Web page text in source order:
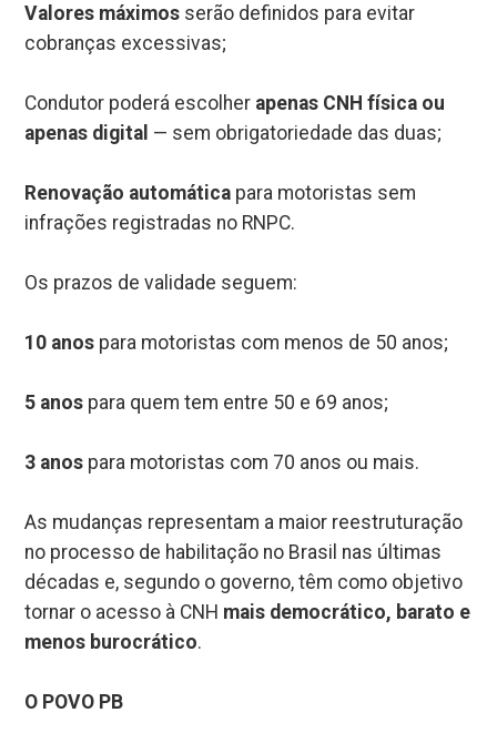
Valores máximos serão definidos para evitar
cobranças excessivas;
Condutor poderá escolher apenas CNH física ou
apenas digital — sem obrigatoriedade das duas;
Renovação automática para motoristas sem
infrações registradas no RNPC.
Os prazos de validade seguem:
10 anos para motoristas com menos de 50 anos;
5 anos para quem tem entre 50 e 69 anos;
3 anos para motoristas com 70 anos ou mais.
As mudanças representam a maior reestruturação
no processo de habilitação no Brasil nas últimas
décadas e, segundo o governo, têm como objetivo
tornar o acesso à CNH mais democrático, barato e
menos burocrático.
O POVO PB